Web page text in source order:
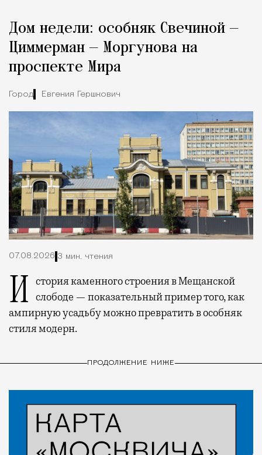
Город
Дом недели: особняк Свечиной —
Циммерман — Моргунова на
проспекте Мира
Город Евгения Гершкович
07.08.2026 3 мин. чтения
История каменного строения в Мещанской слободе — показательный пример того, как
ампирную усадьбу можно превратить в особняк
стиля модерн.
ПРОДОЛЖЕНИЕ НИЖЕ